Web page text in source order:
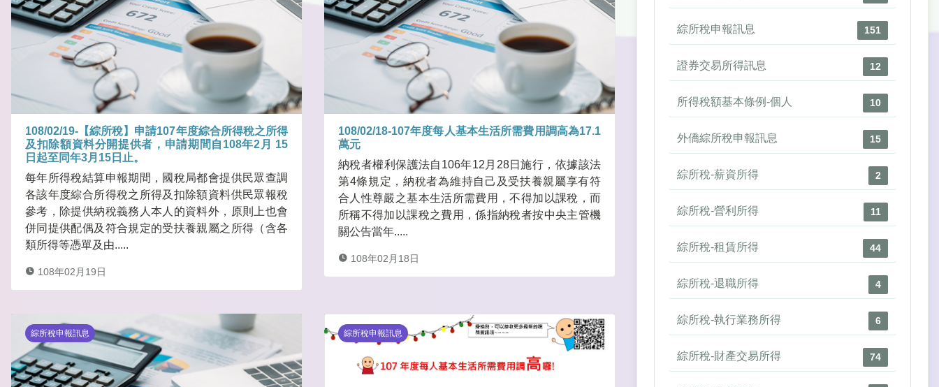
108/02/19-【綜所稅】申請107年度綜合所得稅之所得
及扣除額資料分開提供者，申請期間自108年2月 15
日起至同年3月15日止。
每年所得稅結算申報期間，國稅局都會提供民眾查調
各該年度綜合所得稅之所得及扣除額資料供民眾報稅
參考，除提供納稅義務人本人的資料外，原則上也會
併同提供配偶及符合規定的受扶養親屬之所得（含各
類所得等憑單及由.....
108年02月19日
108/02/18-107年度每人基本生活所需費用調高為17.1
萬元
納稅者權利保護法自106年12月28日施行，依據該法
第4條規定，納稅者為維持自己及受扶養親屬享有符
合人性尊嚴之基本生活所需費用，不得加以課稅，而
所稱不得加以課稅之費用，係指納稅者按中央主管機
關公告當年.....
108年02月18日
綜所稅申報訊息 綜所稅申報訊息
綜所稅申報訊息 151
證券交易所得訊息 12
所得稅額基本條例-個人 10
外僑綜所稅申報訊息 15
綜所稅-薪資所得 2
綜所稅-營利所得 11
綜所稅-租賃所得 44
綜所稅-退職所得 4
綜所稅-執行業務所得 6
綜所稅-財產交易所得 74